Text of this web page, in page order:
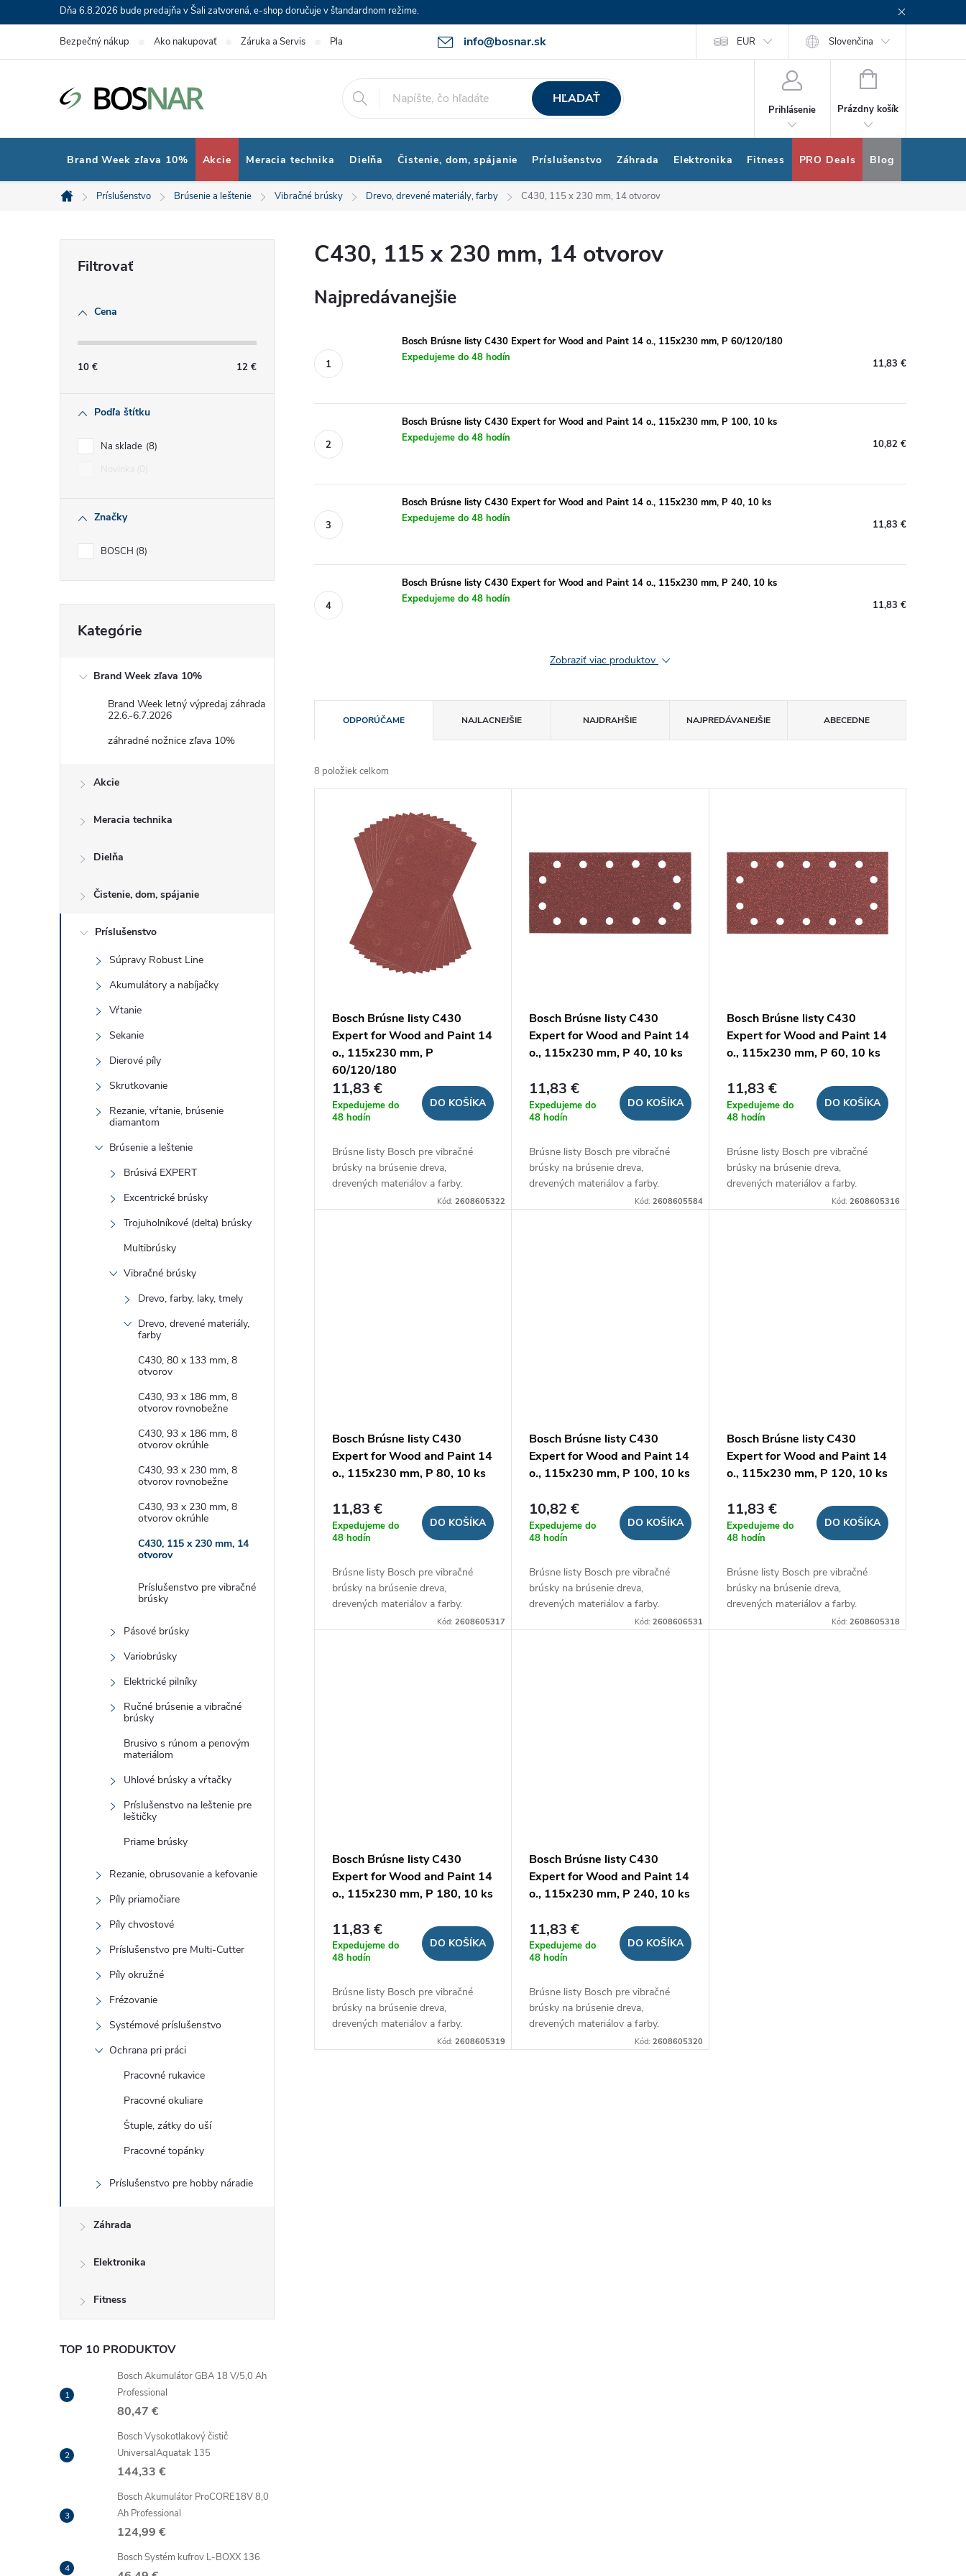
na
Dňa 6.8.2026 bude predajňa v Šali zatvorená, e-shop doručuje v štandardnom režime.
info@bosnar.sk
Bezpečný nákup Ako nakupovať Záruka a Servis Platby a Doprava Kontakty Obchodné podmienky Nákup na splátky Quatro
EUR Slovenčina
HĽADAŤ
Prihlásenie
NÁKUPNÝ
Prázdny košík
Brand Week zľava 10% Akcie Meracia technika Dielňa Čistenie, dom, spájanie Príslušenstvo Záhrada Elektronika Fitness PRO Deals Blog
Domov
Príslušenstvo Brúsenie a leštenie Vibračné brúsky Drevo, drevené materiály, farby C430, 115 x 230 mm, 14 otvorov
l
Cena
10 € 12 €
Podľa štítku
Na sklade 8
Značky
BOSCH 8
kategórie
Kategórie
Brand Week zľava 10%
Brand Week letný výpredaj záhrada
22.6.-6.7.2026
záhradné nožnice zľava 10%
Akcie
Meracia technika
Dielňa
Čistenie, dom, spájanie
Príslušenstvo
Súpravy Robust Line
Akumulátory a nabíjačky
Vŕtanie
Sekanie
Dierové píly
Skrutkovanie
Rezanie, vŕtanie, brúsenie
diamantom
Brúsenie a leštenie
Brúsivá EXPERT
Excentrické brúsky
Trojuholníkové (delta) brúsky
Multibrúsky
Vibračné brúsky
Drevo, farby, laky, tmely
Drevo, drevené materiály,
farby
C430, 80 x 133 mm, 8
otvorov
C430, 93 x 186 mm, 8
otvorov rovnobežne
C430, 93 x 186 mm, 8
otvorov okrúhle
C430, 93 x 230 mm, 8
otvorov rovnobežne
C430, 93 x 230 mm, 8
otvorov okrúhle
C430, 115 x 230 mm, 14
otvorov
Príslušenstvo pre vibračné
brúsky
Pásové brúsky
Variobrúsky
Elektrické pilníky
Ručné brúsenie a vibračné
brúsky
Brusivo s rúnom a penovým
materiálom
Uhlové brúsky a vŕtačky
Príslušenstvo na leštenie pre
leštičky
Priame brúsky
Rezanie, obrusovanie a kefovanie
Píly priamočiare
Píly chvostové
Príslušenstvo pre Multi-Cutter
Píly okružné
Frézovanie
Systémové príslušenstvo
Ochrana pri práci
Pracovné rukavice
Pracovné okuliare
Štuple, zátky do uší
Pracovné topánky
Príslušenstvo pre hobby náradie
Záhrada
Elektronika
Fitness
TOP 10 PRODUKTOV
Bosch Akumulátor GBA 18 V/5,0 Ah
Professional
80,47 €
Bosch Vysokotlakový čistič
UniversalAquatak 135
144,33 €
Bosch Akumulátor ProCORE18V 8,0
Ah Professional
124,99 €
Bosch Systém kufrov L-BOXX 136
C430, 115 x 230 mm, 14 otvorov
Najpredávanejšie
Bosch Brúsne listy C430 Expert for Wood and Paint 14 o., 115x230 mm, P 60/120/180
Expedujeme do 48 hodín
11,83 €
Bosch Brúsne listy C430 Expert for Wood and Paint 14 o., 115x230 mm, P 100, 10 ks
Expedujeme do 48 hodín
10,82 €
Bosch Brúsne listy C430 Expert for Wood and Paint 14 o., 115x230 mm, P 40, 10 ks
Expedujeme do 48 hodín
11,83 €
Bosch Brúsne listy C430 Expert for Wood and Paint 14 o., 115x230 mm, P 240, 10 ks
Expedujeme do 48 hodín
11,83 €
Zobraziť viac produktov
a
d
o
ODPORÚČAME NAJLACNEJŠIE NAJDRAHŠIE NAJPREDÁVANEJŠIE ABECEDNE
8 položiek celkom
t
Bosch Brúsne listy C430
Expert for Wood and Paint 14
o., 115x230 mm, P
60/120/180
11,83 €
Expedujeme do
48 hodín
DO KOŠÍKA
Brúsne listy Bosch pre vibračné
brúsky na brúsenie dreva,
drevených materiálov a farby.
Kód:2608605322
Bosch Brúsne listy C430
Expert for Wood and Paint 14
o., 115x230 mm, P 40, 10 ks
11,83 €
Expedujeme do
48 hodín
DO KOŠÍKA
Brúsne listy Bosch pre vibračné
brúsky na brúsenie dreva,
drevených materiálov a farby.
Kód: 2608605584
Bosch Brúsne listy C430
Expert for Wood and Paint 14
o., 115x230 mm, P 60, 10 ks
11,83 €
Expedujeme do
48 hodín
DO KOŠÍKA
Brúsne listy Bosch pre vibračné
brúsky na brúsenie dreva,
drevených materiálov a farby.
Kód: 2608605316
Bosch Brúsne listy C430
Expert for Wood and Paint 14
o., 115x230 mm, P 80, 10 ks
11,83 €
Expedujeme do
48 hodín
DO KOŠÍKA
Brúsne listy Bosch pre vibračné
brúsky na brúsenie dreva,
drevených materiálov a farby.
Kód:2608605317
Bosch Brúsne listy C430
Expert for Wood and Paint 14
o., 115x230 mm, P 100, 10 ks
10,82 €
Expedujeme do
48 hodín
DO KOŠÍKA
Brúsne listy Bosch pre vibračné
brúsky na brúsenie dreva,
drevených materiálov a farby.
Kód: 2608606531
Bosch Brúsne listy C430
Expert for Wood and Paint 14
o., 115x230 mm, P 120, 10 ks
11,83 €
Expedujeme do
48 hodín
DO KOŠÍKA
Brúsne listy Bosch pre vibračné
brúsky na brúsenie dreva,
drevených materiálov a farby.
Kód: 2608605318
Bosch Brúsne listy C430
Expert for Wood and Paint 14
o., 115x230 mm, P 180, 10 ks
11,83 €
Expedujeme do
48 hodín
DO KOŠÍKA
Brúsne listy Bosch pre vibračné
brúsky na brúsenie dreva,
drevených materiálov a farby.
Kód:2608605319
Bosch Brúsne listy C430
Expert for Wood and Paint 14
o., 115x230 mm, P 240, 10 ks
11,83 €
Expedujeme do
48 hodín
DO KOŠÍKA
Brúsne listy Bosch pre vibračné
brúsky na brúsenie dreva,
drevených materiálov a farby.
Kód: 2608605320